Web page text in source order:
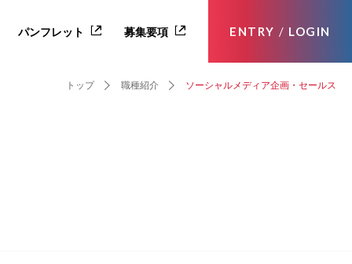
パンフレット 募集要項 ENTRY / LOGIN
トップ 職種紹介 ソーシャルメディア企画・セールス